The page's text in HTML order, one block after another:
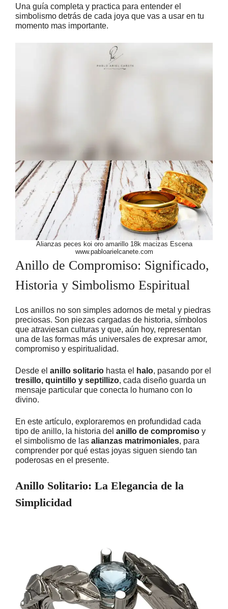
Una guía completa y practica para entender el
simbolismo detrás de cada joya que vas a usar en tu
momento mas importante.
Alianzas peces koi oro amarillo 18k macizas Escena
www.pabloarielcanete.com
Anillo de Compromiso: Significado,
Historia y Simbolismo Espiritual
Los anillos no son simples adornos de metal y piedras
preciosas. Son piezas cargadas de historia, símbolos
que atraviesan culturas y que, aún hoy, representan
una de las formas más universales de expresar amor,
compromiso y espiritualidad.
Desde el anillo solitario hasta el halo, pasando por el
tresillo, quintillo y septillizo, cada diseño guarda un
mensaje particular que conecta lo humano con lo
divino.
En este artículo, exploraremos en profundidad cada
tipo de anillo, la historia del anillo de compromiso y
el simbolismo de las alianzas matrimoniales, para
comprender por qué estas joyas siguen siendo tan
poderosas en el presente.
Anillo Solitario: La Elegancia de la
Simplicidad